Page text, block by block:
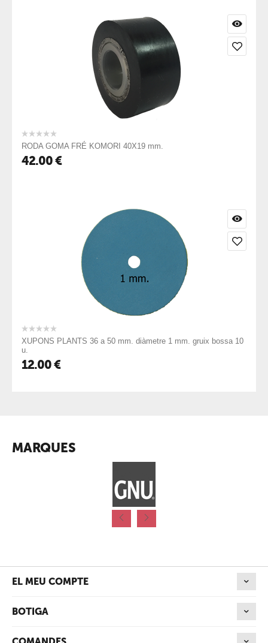
RODA GOMA FRÉ KOMORI 40X19 mm.
42.00€
XUPONS PLANTS 36 a 50 mm. diàmetre 1 mm. gruix bossa 10
u.
12.00€
MARQUES
EL MEU COMPTE
BOTIGA